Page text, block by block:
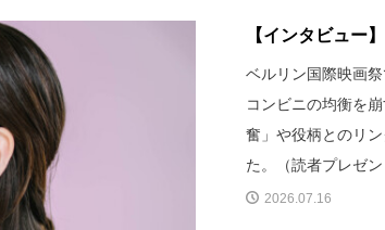
【インタビュー
ベルリン国際映画
コンビニの均衡を
奮」や役柄とのリ
た。（読者プレゼン
2026.07.16